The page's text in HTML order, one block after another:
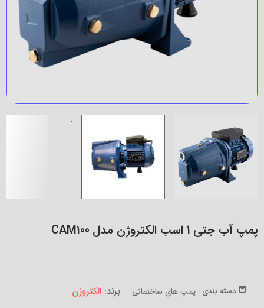
پمپ آب جتی 1 اسب الکتروژن مدل CAM100
دسته بندی : پمپ های ساختمانی برند:الکتروژن